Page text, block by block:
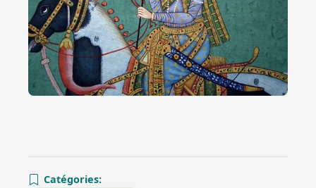
Catégories: